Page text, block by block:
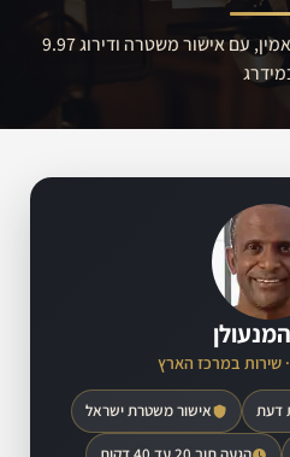
שירות מנעולן מקצועי, מהיר ואמין, עם אישור משטרה ודירוג 9.97
המנעולן
שירות במרכז הארץ
אישור משטרת ישראל